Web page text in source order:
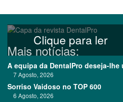
Clique para ler
Mais notícias:
A equipa da DentalPro deseja-lhe
7 Agosto, 2026
Sorriso Vaidoso no TOP 600
6 Agosto, 2026